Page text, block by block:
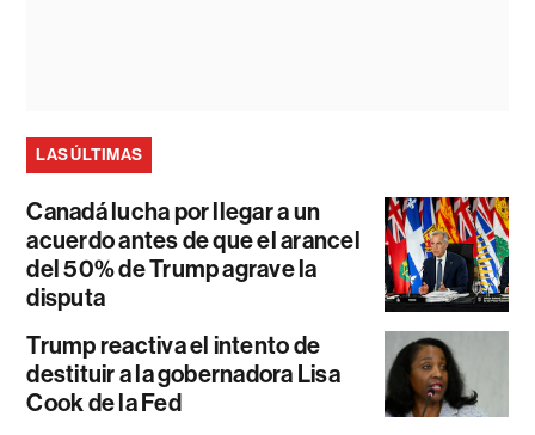
LAS ÚLTIMAS
Canadá lucha por llegar a un
acuerdo antes de que el arancel
del 50% de Trump agrave la
disputa
Trump reactiva el intento de
destituir a la gobernadora Lisa
Cook de la Fed